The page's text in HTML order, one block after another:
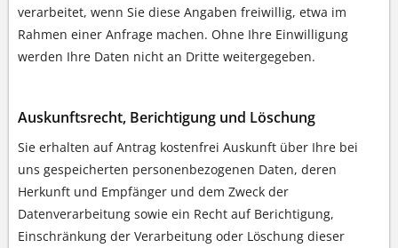
verarbeitet, wenn Sie diese Angaben freiwillig, etwa im
Rahmen einer Anfrage machen. Ohne Ihre Einwilligung
werden Ihre Daten nicht an Dritte weitergegeben.
Auskunftsrecht, Berichtigung und Löschung
Sie erhalten auf Antrag kostenfrei Auskunft über Ihre bei
uns gespeicherten personenbezogenen Daten, deren
Herkunft und Empfänger und dem Zweck der
Datenverarbeitung sowie ein Recht auf Berichtigung,
Einschränkung der Verarbeitung oder Löschung dieser